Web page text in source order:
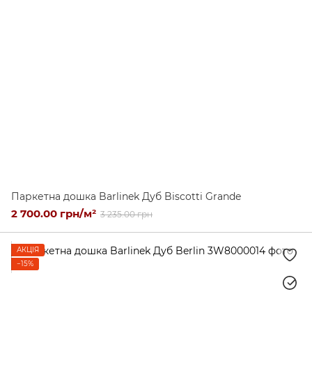
Паркетна дошка Barlinek Дуб Biscotti Grande
2 700.00 грн/м² 3 235.00 грн
АКЦІЯ
−15%